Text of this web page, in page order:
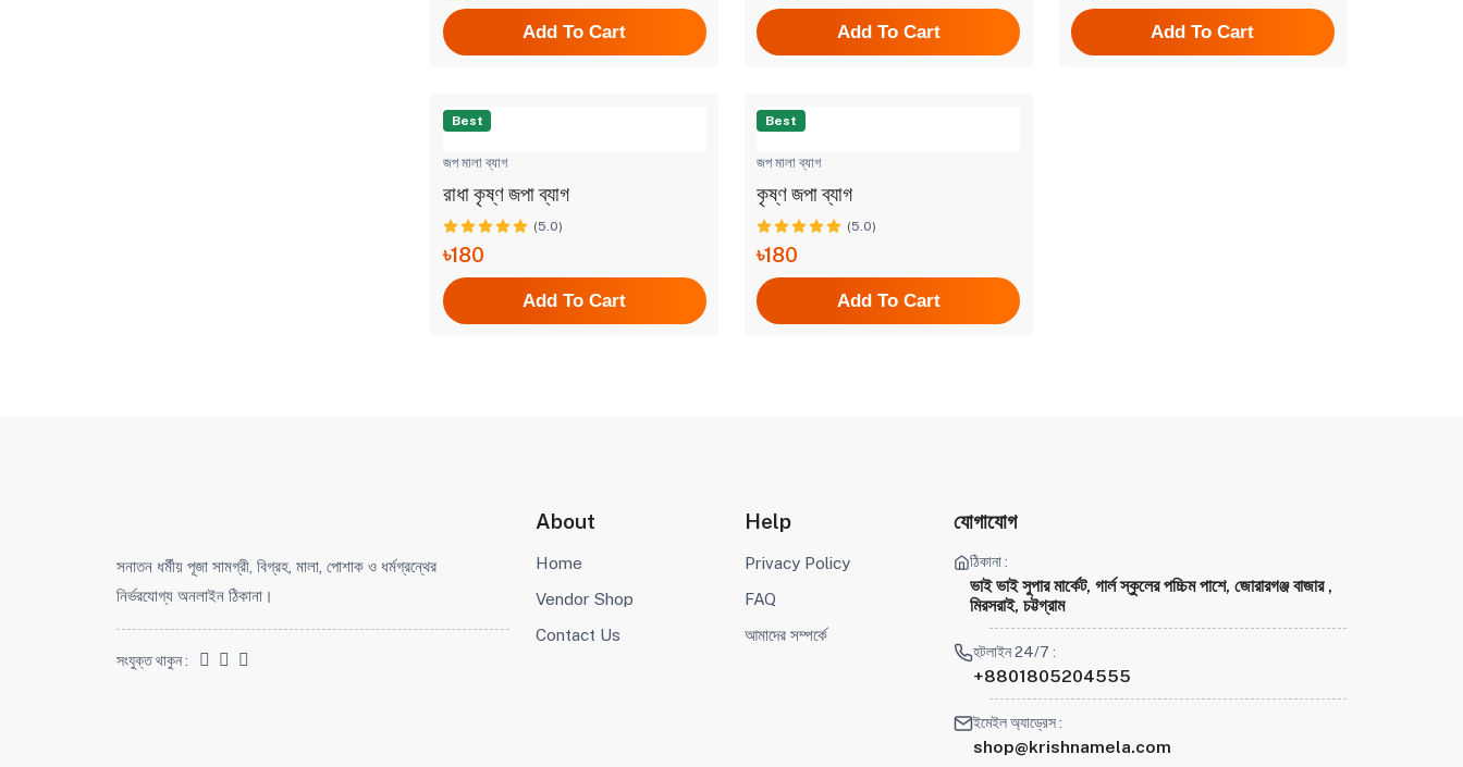
Add To Cart Add To Cart Add To Cart
Best
জপ মালা ব্যাগ
রাধা কৃষ্ণ জপা ব্যাগ
(5.0)
৳180
Add To Cart
Best
জপ মালা ব্যাগ
কৃষ্ণ জপা ব্যাগ
(5.0)
৳180
Add To Cart
সনাতন ধর্মীয় পূজা সামগ্রী, বিগ্রহ, মালা, পোশাক ও ধর্মগ্রন্থের
নির্ভরযোগ্য অনলাইন ঠিকানা।
সংযুক্ত থাকুন :
About
Home
Vendor Shop
Contact Us
Help
Privacy Policy
FAQ
আমাদের সম্পর্কে
যোগাযোগ
ঠিকানা :
ভাই ভাই সুপার মার্কেট, গার্ল স্কুলের পচ্চিম পাশে, জোরারগঞ্জ বাজার ,
মিরসরাই, চট্টগ্রাম
হটলাইন 24/7 :
+8801805204555
ইমেইল অ্যাড্রেস :
shop@krishnamela.com